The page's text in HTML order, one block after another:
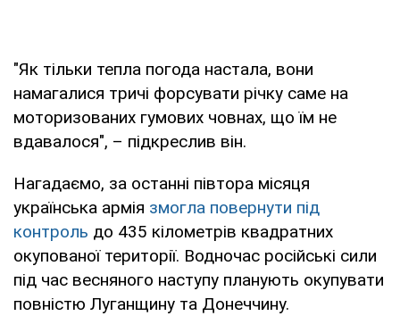
"Як тільки тепла погода настала, вони
намагалися тричі форсувати річку саме на
моторизованих гумових човнах, що їм не
вдавалося", – підкреслив він.
Нагадаємо, за останні півтора місяця
українська армія змогла повернути під
контроль до 435 кілометрів квадратних
окупованої території. Водночас російські сили
під час весняного наступу планують окупувати
повністю Луганщину та Донеччину.